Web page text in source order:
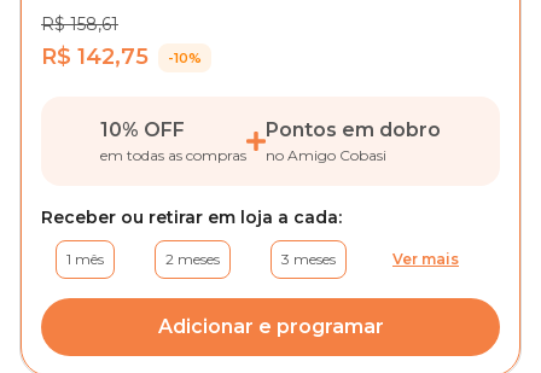
R$ 158,61
R$ 142,75 -10%
10% OFF
em todas as compras
Pontos em dobro
no Amigo Cobasi
Receber ou retirar em loja a cada:
1 mês 2 meses 3 meses Ver mais
Adicionar e programar